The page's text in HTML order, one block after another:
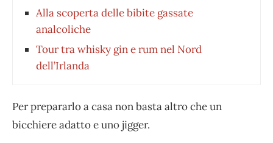
Alla scoperta delle bibite gassate
analcoliche
Tour tra whisky gin e rum nel Nord
dell’Irlanda
Per prepararlo a casa non basta altro che un
bicchiere adatto e uno jigger.